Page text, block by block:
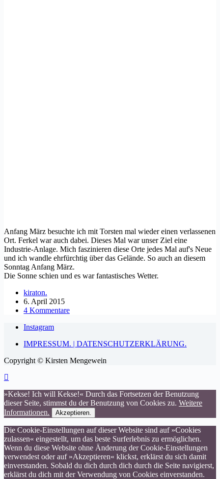
Anfang März besuchte ich mit Torsten mal wieder einen verlassenen
Ort. Ferkel war auch dabei. Dieses Mal war unser Ziel eine
Industrie-Anlage. Mich faszinieren diese Orte jedes Mal auf's Neue
und ich wandle ehrfürchtig über das Gelände. So auch an diesem
Sonntag Anfang März.
Die Sonne schien und es war fantastisches Wetter.
kiraton.
6. April 2015
4 Kommentare
Instagram
IMPRESSUM. | DATENSCHUTZERKLÄRUNG.
Copyright © Kirsten Mengewein
»Kekse! Ich will Kekse!« Durch das Fortsetzen der Benutzung
dieser Seite, stimmst du der Benutzung von Cookies zu. Weitere
Informationen.
Akzeptieren.
Die Cookie-Einstellungen auf dieser Website sind auf »Cookies
zulassen« eingestellt, um das beste Surferlebnis zu ermöglichen.
Wenn du diese Website ohne Änderung der Cookie-Einstellungen
verwendest oder auf »Akzeptieren« klickst, erklärst du sich damit
einverstanden. Sobald du dich durch dich durch die Seite navigierst,
erklärst du dich mit der Verwendung von Cookies einverstanden.